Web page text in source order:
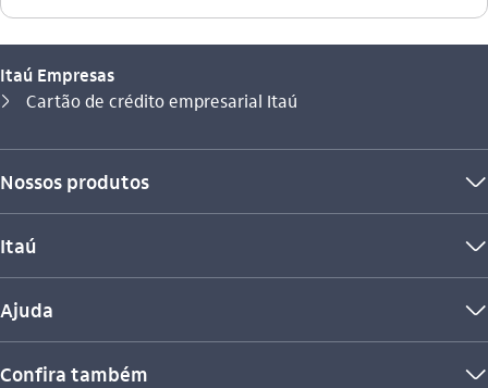
Itaú Empresas
seta_direita
Você está aqui:
Cartão de crédito empresarial Itaú
Nossos produtos seta_baixo
Itaú seta_baixo
Ajuda seta_baixo
Confira também seta_baixo